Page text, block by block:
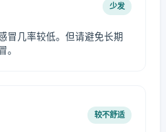
少发
冒几率较低。但请避免长期
。
较不舒适